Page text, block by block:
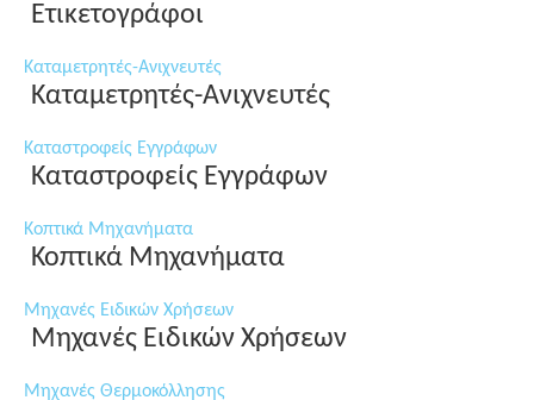
Ετικετογράφοι
Καταμετρητές-Ανιχνευτές
Καταμετρητές-Ανιχνευτές
Καταστροφείς Εγγράφων
Καταστροφείς Εγγράφων
Κοπτικά Μηχανήματα
Κοπτικά Μηχανήματα
Μηχανές Ειδικών Χρήσεων
Μηχανές Ειδικών Χρήσεων
Μηχανές Θερμοκόλλησης